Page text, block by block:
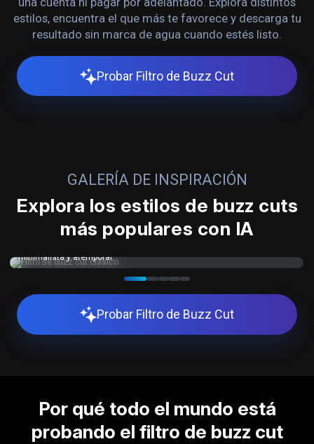
estilos, encuentra el que más te favorece y descarga tu
resultado sin marca de agua cuando estés listo.
Probar Filtro de Buzz Cut
GALERÍA DE INSPIRACIÓN
Explora los estilos de buzz cuts
más populares con IA
minimalista y atemporal.
Probar Filtro de Buzz Cut
Por qué todo el mundo está
probando el filtro de buzz cut